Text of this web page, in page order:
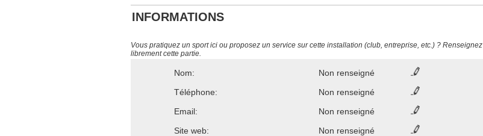
INFORMATIONS
Vous pratiquez un sport ici ou proposez un service sur cette installation (club, entreprise, etc.) ? Renseignez
librement cette partie.
Nom:
Non renseigné
Téléphone:
Non renseigné
Email:
Non renseigné
Site web:
Non renseigné